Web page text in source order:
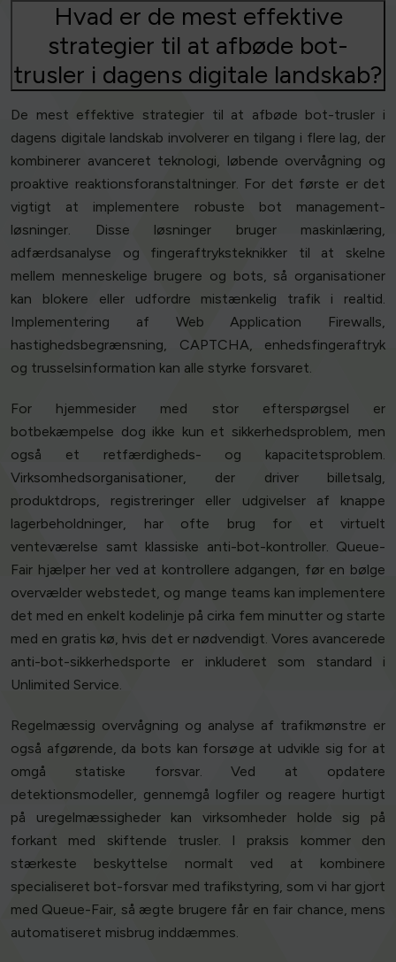
Hvad er de mest effektive
strategier til at afbøde bot-
trusler i dagens digitale landskab?
De mest effektive strategier til at afbøde bot-trusler i
dagens digitale landskab involverer en tilgang i flere lag, der
kombinerer avanceret teknologi, løbende overvågning og
proaktive reaktionsforanstaltninger. For det første er det
vigtigt at implementere robuste bot management-
løsninger. Disse løsninger bruger maskinlæring,
adfærdsanalyse og fingeraftryksteknikker til at skelne
mellem menneskelige brugere og bots, så organisationer
kan blokere eller udfordre mistænkelig trafik i realtid.
Implementering af Web Application Firewalls,
hastighedsbegrænsning, CAPTCHA, enhedsfingeraftryk
og trusselsinformation kan alle styrke forsvaret.
For hjemmesider med stor efterspørgsel er
botbekæmpelse dog ikke kun et sikkerhedsproblem, men
også et retfærdigheds- og kapacitetsproblem.
Virksomhedsorganisationer, der driver billetsalg,
produktdrops, registreringer eller udgivelser af knappe
lagerbeholdninger, har ofte brug for et virtuelt
venteværelse samt klassiske anti-bot-kontroller. Queue-
Fair hjælper her ved at kontrollere adgangen, før en bølge
overvælder webstedet, og mange teams kan implementere
det med en enkelt kodelinje på cirka fem minutter og starte
med en gratis kø, hvis det er nødvendigt. Vores avancerede
anti-bot-sikkerhedsporte er inkluderet som standard i
Unlimited Service.
Regelmæssig overvågning og analyse af trafikmønstre er
også afgørende, da bots kan forsøge at udvikle sig for at
omgå statiske forsvar. Ved at opdatere
detektionsmodeller, gennemgå logfiler og reagere hurtigt
på uregelmæssigheder kan virksomheder holde sig på
forkant med skiftende trusler. I praksis kommer den
stærkeste beskyttelse normalt ved at kombinere
specialiseret bot-forsvar med trafikstyring, som vi har gjort
med Queue-Fair, så ægte brugere får en fair chance, mens
automatiseret misbrug inddæmmes.